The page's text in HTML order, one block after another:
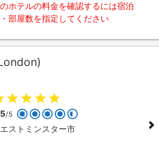
ホテルの料金を確認するには宿泊
部屋数を指定してください
/5
ストミンスター市